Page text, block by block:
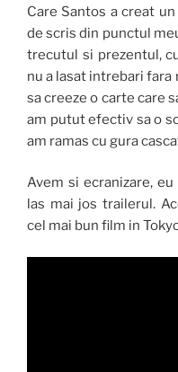
Care Santos a creat
de scris din punctul
trecutul si prezentul,
nu a lasat intrebari
sa creeze o carte care
am putut efectiv sa o
am ramas cu gura
Avem si ecranizare,
las mai jos trailerul.
cel mai bun film in